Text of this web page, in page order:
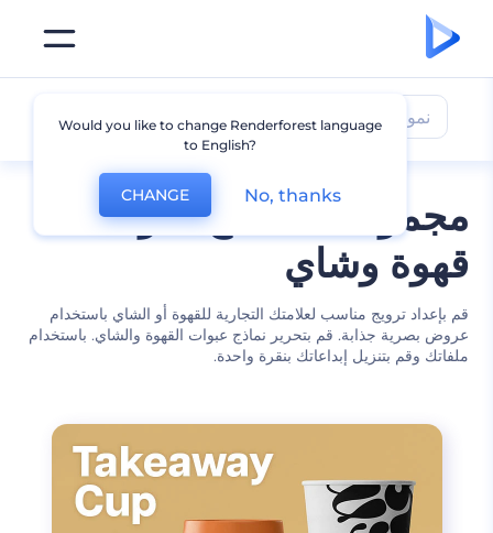
مجموعات نماذج عبوات
قهوة وشاي
قم بإعداد ترويج مناسب لعلامتك التجارية للقهوة أو الشاي باستخدام
عروض بصرية جذابة. قم بتحرير نماذج عبوات القهوة والشاي. باستخدام
ملفاتك وقم بتنزيل إبداعاتك بنقرة واحدة.
نموذج عبوة قهوة وشاي
Would you like to change Renderforest language
to English?
CHANGE No, thanks